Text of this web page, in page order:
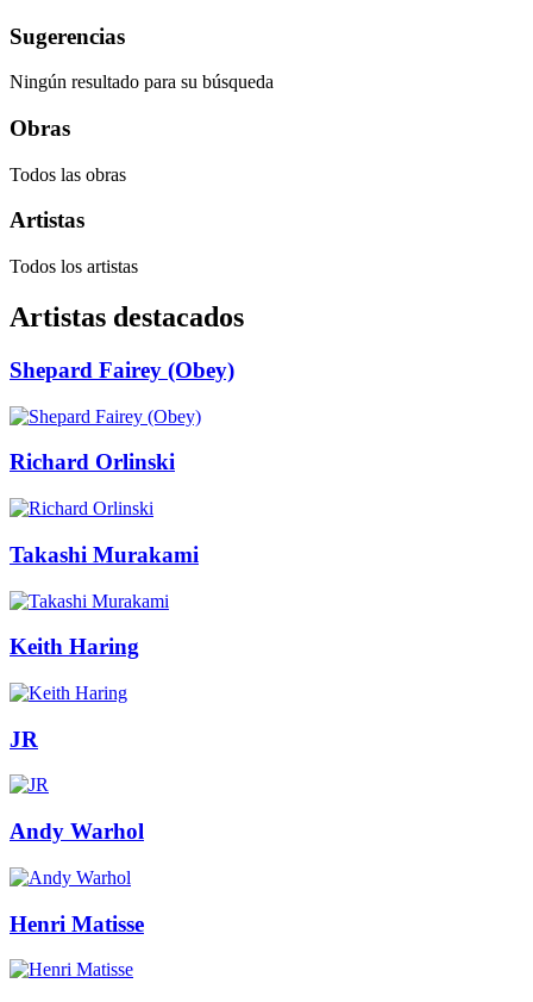
Sugerencias
Ningún resultado para su búsqueda
Obras
Todos las obras
Artistas
Todos los artistas
Artistas destacados
Shepard Fairey (Obey)
Richard Orlinski
Takashi Murakami
Keith Haring
JR
Andy Warhol
Henri Matisse